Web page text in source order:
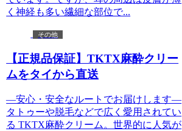
く神経も多い繊細な部位で...
その他
【正規品保証】TKTX麻酔クリー
ムをタイから直送
—安心・安全なルートでお届けします—
タトゥーや脱毛などで広く愛用されてい
る TKTX麻酔クリーム。世界的に人気が